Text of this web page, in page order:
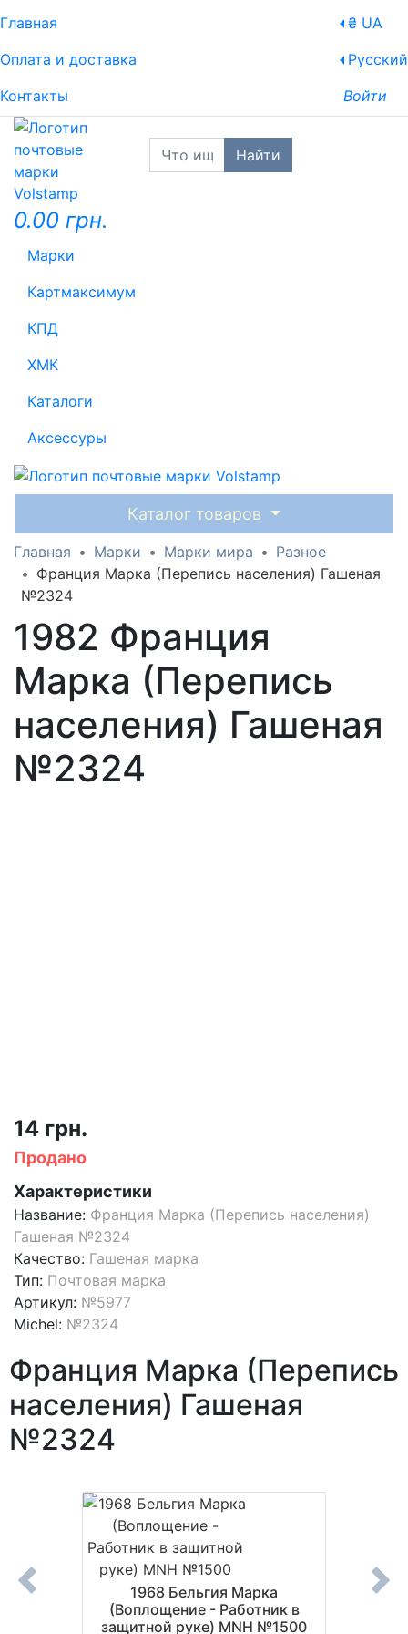
Главная
Оплата и доставка
Контакты
₴ UA
Русский
Войти
Найти
0.00 грн.
Марки
Картмаксимум
КПД
ХМК
Каталоги
Аксессуры
Каталог товаров
Главная Марки Марки мира
Разное
Франция Марка (Перепись населения) Гашеная
№2324
1982 Франция
Марка (Перепись
населения) Гашеная
№2324
14 грн.
Продано
Характеристики
Название: Франция Марка (Перепись населения)
Гашеная №2324
Качество: Гашеная марка
Тип: Почтовая марка
Артикул: №5977
Michel: №2324
Франция Марка (Перепись
населения) Гашеная
№2324
1968 Бельгия Марка
(Воплощение - Работник в
защитной руке) MNH №1500
1977